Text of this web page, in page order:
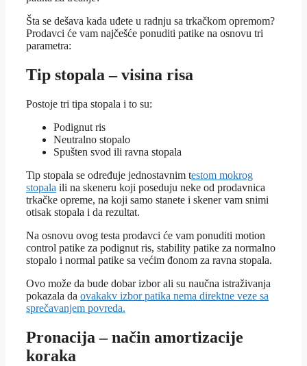
Šta se dešava kada uđete u radnju sa trkačkom opremom?
Prodavci će vam najčešće ponuditi patike na osnovu tri
parametra:
Tip stopala – visina risa
Postoje tri tipa stopala i to su:
Podignut ris
Neutralno stopalo
Spušten svod ili ravna stopala
Tip stopala se određuje jednostavnim testom mokrog
stopala ili na skeneru koji poseduju neke od prodavnica
trkačke opreme, na koji samo stanete i skener vam snimi
otisak stopala i da rezultat.
Na osnovu ovog testa prodavci će vam ponuditi motion
control patike za podignut ris, stability patike za normalno
stopalo i normal patike sa većim đonom za ravna stopala.
Ovo može da bude dobar izbor ali su naučna istraživanja
pokazala da ovakakv izbor patika nema direktne veze sa
sprečavanjem povreda.
Pronacija – način amortizacije
koraka